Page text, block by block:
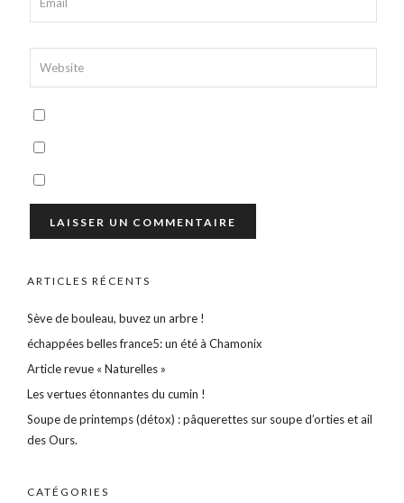
ARTICLES RÉCENTS
Sève de bouleau, buvez un arbre !
échappées belles france5: un été à Chamonix
Article revue « Naturelles »
Les vertues étonnantes du cumin !
Soupe de printemps (détox) : pâquerettes sur soupe d’orties et ail
des Ours.
CATÉGORIES